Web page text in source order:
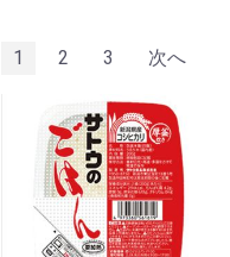
1 2 3 次へ